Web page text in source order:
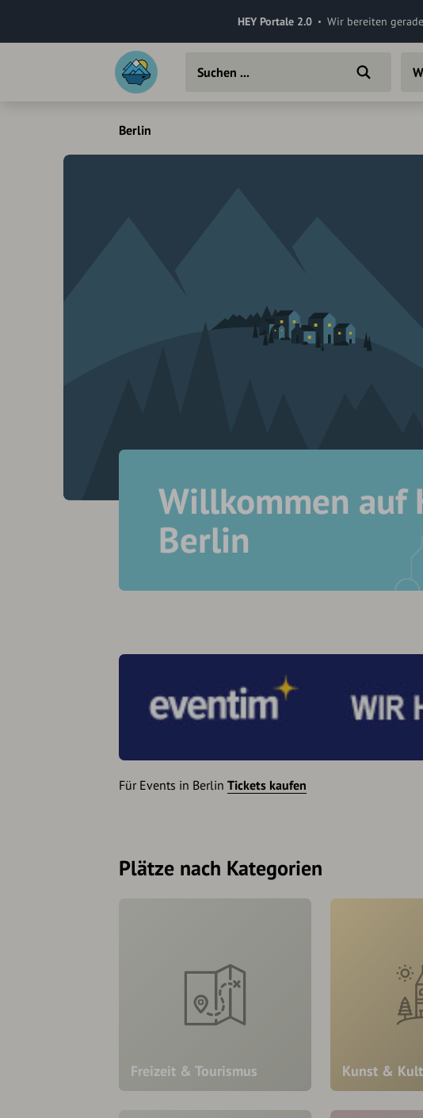
HEY Portale 2.0 Wir bereiten
Berlin
Willkommen auf
Berlin
Für Events in Berlin Tickets kaufen
Plätze nach Kategorien
Freizeit & Tourismus Kunst &